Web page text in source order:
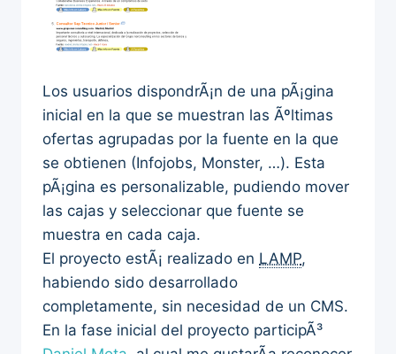
Los usuarios dispondrÃ¡n de una pÃ¡gina
inicial en la que se muestran las Ãºltimas
ofertas agrupadas por la fuente en la que
se obtienen (Infojobs, Monster, …). Esta
pÃ¡gina es personalizable, pudiendo mover
las cajas y seleccionar que fuente se
muestra en cada caja.
El proyecto estÃ¡ realizado en LAMP,
habiendo sido desarrollado
completamente, sin necesidad de un CMS.
En la fase inicial del proyecto participÃ³